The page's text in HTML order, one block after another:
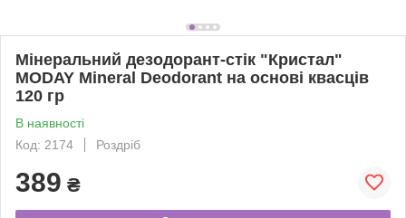
Мінеральний дезодорант-стік "Кристал"
MODAY Mineral Deodorant на основі квасців
120 гр
В наявності
Код: 2174
Роздріб
389 ₴